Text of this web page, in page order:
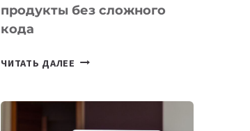
продукты без сложного
кода
ЧИТАТЬ ДАЛЕЕ
КОТОРЫЕ